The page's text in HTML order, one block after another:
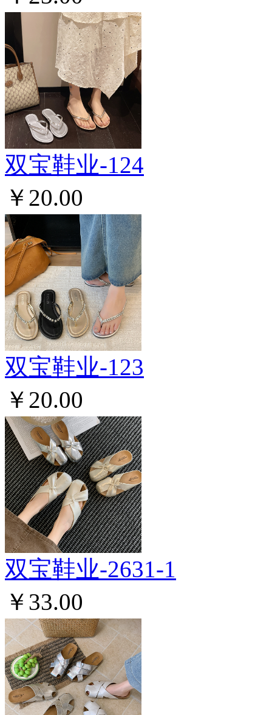
双宝鞋业-124
￥20.00
双宝鞋业-123
￥20.00
双宝鞋业-2631-1
￥33.00